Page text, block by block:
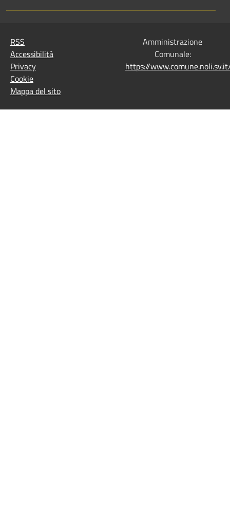
RSS
Accessibilità
Privacy
Cookie
Mappa del sito
Amministrazione
Comunale:
https://